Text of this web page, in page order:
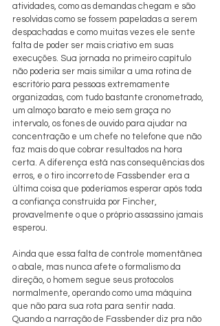
atividades, como as demandas chegam e são
resolvidas como se fossem papeladas a serem
despachadas e como muitas vezes ele sente
falta de poder ser mais criativo em suas
execuções. Sua jornada no primeiro capítulo
não poderia ser mais similar a uma rotina de
escritório para pessoas extremamente
organizadas, com tudo bastante cronometrado,
um almoço barato e meio sem graça no
intervalo, os fones de ouvido para ajudar na
concentração e um chefe no telefone que não
faz mais do que cobrar resultados na hora
certa. A diferença está nas consequências dos
erros, e o tiro incorreto de Fassbender era a
última coisa que poderíamos esperar após toda
a confiança construída por Fincher,
provavelmente o que o próprio assassino jamais
esperou.
Ainda que essa falta de controle momentânea
o abale, mas nunca afete o formalismo da
direção, o homem segue seus protocolos
normalmente, operando como uma máquina
que não para sua rota para sentir nada.
Quando a narração de Fassbender diz pra não